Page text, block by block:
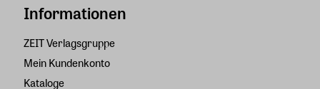
Informationen
ZEIT Verlagsgruppe
Mein Kundenkonto
Kataloge